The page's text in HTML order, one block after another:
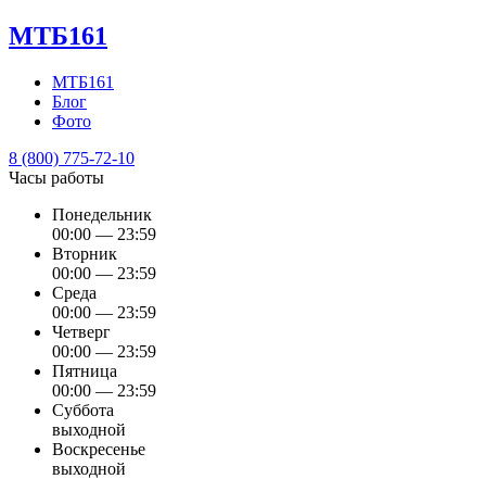
МТБ161
МТБ161
Блог
Фото
8 (800) 775-72-10
Часы работы
Понедельник
00:00 — 23:59
Вторник
00:00 — 23:59
Среда
00:00 — 23:59
Четверг
00:00 — 23:59
Пятница
00:00 — 23:59
Суббота
выходной
Воскресенье
выходной